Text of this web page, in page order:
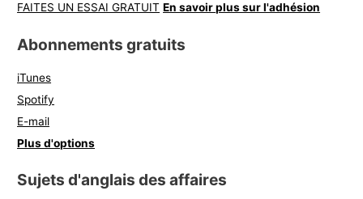
FAITES UN ESSAI GRATUIT En savoir plus sur l'adhésion
Abonnements gratuits
iTunes
Spotify
E-mail
Plus d'options
Sujets d'anglais des affaires